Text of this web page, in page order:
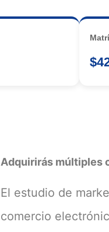
Adquirirás múltiples
El estudio de
comercio